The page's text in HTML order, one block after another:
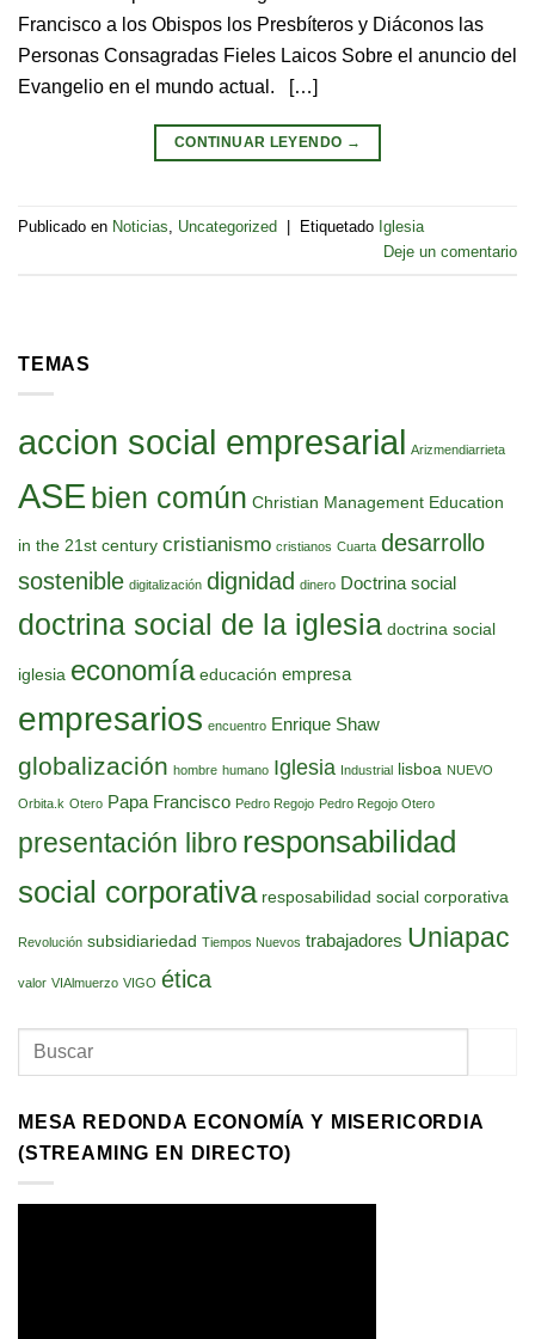
Francisco a los Obispos los Presbíteros y Diáconos las
Personas Consagradas Fieles Laicos Sobre el anuncio del
Evangelio en el mundo actual. […]
CONTINUAR LEYENDO →
Publicado en Noticias, Uncategorized Etiquetado Iglesia
Deje un comentario
TEMAS
accion social empresarial Arizmendiarrieta
ASE bien común Christian Management Education
in the 21st century cristianismo cristianos Cuarta desarrollo
sostenible digitalización dignidad dinero Doctrina social
doctrina social de la iglesia doctrina social
iglesia economía educación empresa
empresarios encuentro Enrique Shaw
globalización hombre humano Iglesia Industrial lisboa NUEVO
Orbita.k Otero Papa Francisco Pedro Regojo Pedro Regojo Otero
presentación libro responsabilidad
social corporativa resposabilidad social corporativa
Revolución subsidiariedad Tiempos Nuevos trabajadores Uniapac
valor VIAlmuerzo VIGO ética
MESA REDONDA ECONOMÍA Y MISERICORDIA
(STREAMING EN DIRECTO)